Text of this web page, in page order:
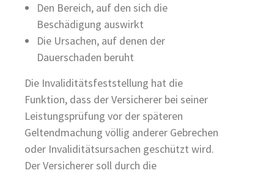
Den Bereich, auf den sich die
Beschädigung auswirkt
Die Ursachen, auf denen der
Dauerschaden beruht
Die Invaliditätsfeststellung hat die
Funktion, dass der Versicherer bei seiner
Leistungsprüfung vor der späteren
Geltendmachung völlig anderer Gebrechen
oder Invaliditätsursachen geschützt wird.
Der Versicherer soll durch die